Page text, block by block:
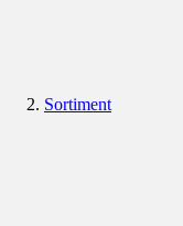
Sortiment